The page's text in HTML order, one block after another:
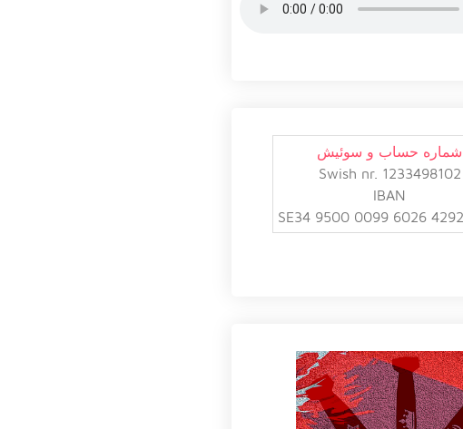
شماره حساب و سوئیش
Swish nr. 1233498102
IBAN
SE34 9500 0099 6026